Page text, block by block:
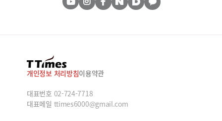
개인정보 처리방침이용약관
대표번호 02-724-7718
대표메일 ttimes6000@gmail.com